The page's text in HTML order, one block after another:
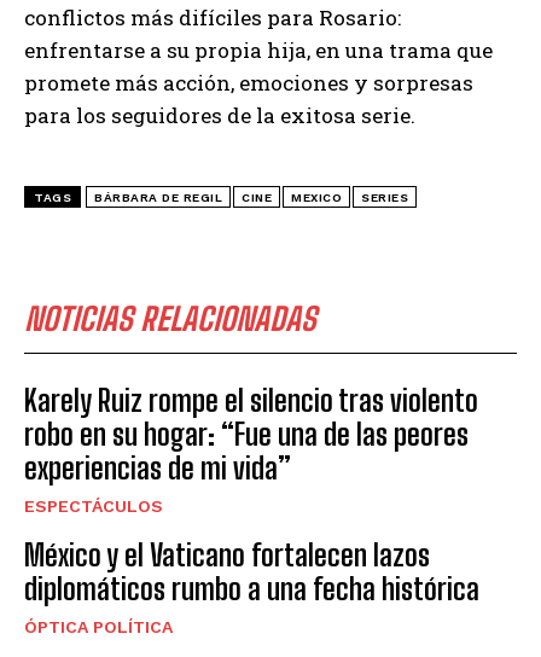
conflictos más difíciles para Rosario:
enfrentarse a su propia hija, en una trama que
promete más acción, emociones y sorpresas
para los seguidores de la exitosa serie.
TAGS BÁRBARA DE REGIL CINE MEXICO SERIES
NOTICIAS RELACIONADAS
Karely Ruiz rompe el silencio tras violento
robo en su hogar: “Fue una de las peores
experiencias de mi vida”
ESPECTÁCULOS
México y el Vaticano fortalecen lazos
diplomáticos rumbo a una fecha histórica
ÓPTICA POLÍTICA